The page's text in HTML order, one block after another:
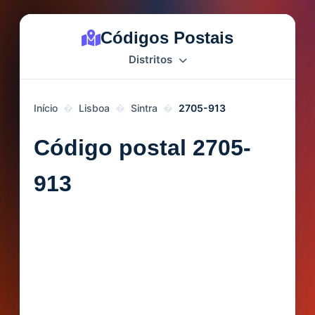
Códigos Postais
Distritos
Início Lisboa Sintra 2705-913
Código postal 2705-
913